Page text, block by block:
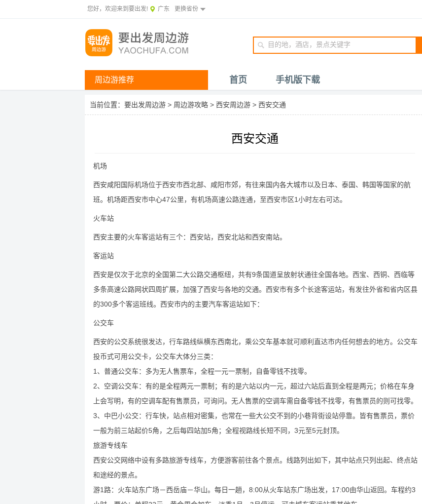
您好，欢迎来到要出发! 广东 更换省份
周边游推荐 首页 手机版下载
当前位置： 要出发周边游 > 周边游攻略 > 西安周边游 > 西安交通
西安交通
机场
西安咸阳国际机场位于西安市西北部、咸阳市郊，有往来国内各大城市以及日本、泰国、韩国等国家的航
班。机场距西安市中心47公里，有机场高速公路连通，至西安市区1小时左右可达。
火车站
西安主要的火车客运站有三个：西安站，西安北站和西安南站。
客运站
西安是仅次于北京的全国第二大公路交通枢纽，共有9条国道呈放射状通往全国各地。西宝、西铜、西临等
多条高速公路网状四周扩展，加强了西安与各地的交通。西安市有多个长途客运站，有发往外省和省内区县
的300多个客运班线。西安市内的主要汽车客运站如下：
公交车
西安的公交系统很发达，行车路线纵横东西南北，乘公交车基本就可顺利直达市内任何想去的地方。公交车
投币式可用公交卡，公交车大体分三类：
1、普通公交车：多为无人售票车，全程一元一票制，自备零钱不找零。
2、空调公交车：有的是全程两元一票制；有的是六站以内一元，超过六站后直到全程是两元；价格在车身
上会写明，有的空调车配有售票员，可询问。无人售票的空调车需自备零钱不找零，有售票员的则可找零。
3、中巴小公交：行车快，站点相对密集，也常在一些大公交不到的小巷背街设站停靠。皆有售票员，票价
一般为前三站起价5角，之后每四站加5角；全程视路线长短不同，3元至5元封顶。
旅游专线车
西安公交网络中设有多路旅游专线车，方便游客前往各个景点。线路列出如下，其中站点只列出起、终点站
和途经的景点。
游1路：火车站东广场－西岳庙－华山。每日一趟，8:00从火车站东广场出发，17:00由华山返回。车程约3